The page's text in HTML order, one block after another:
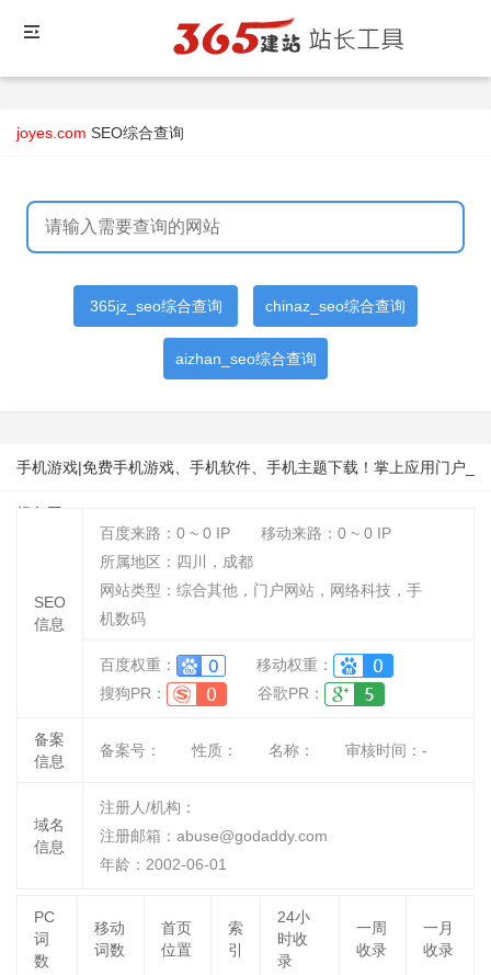
joyes.com SEO综合查询
365jz_seo综合查询 chinaz_seo综合查询
aizhan_seo综合查询
手机游戏|免费手机游戏、手机软件、手机主题下载！掌上应用门户_
捉鱼网
SEO
信息
百度来路： 0 ~ 0 IP 移动来路： 0 ~ 0 IP
所属地区：四川，成都
网站类型：综合其他，门户网站，网络科技，手
机数码
百度权重：
移动权重：
搜狗PR：
谷歌PR：
备案
信息
备案号： 性质： 名称： 审核时间： -
域名
信息
注册人/机构：
注册邮箱：abuse@godaddy.com
年龄：2002-06-01
PC
词
数
移动
词数
首页
位置
索
引
24小
时收
录
一周
收录
一月
收录